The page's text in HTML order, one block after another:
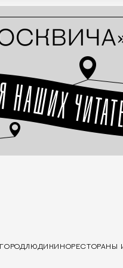
ГОРОДЛЮДИ КИНОРЕСТОРАНЫ